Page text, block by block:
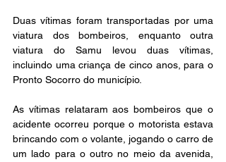
Duas vítimas foram transportadas por uma
viatura dos bombeiros, enquanto outra
viatura do Samu levou duas vítimas,
incluindo uma criança de cinco anos, para o
Pronto Socorro do município.
As vítimas relataram aos bombeiros que o
acidente ocorreu porque o motorista estava
brincando com o volante, jogando o carro de
um lado para o outro no meio da avenida,